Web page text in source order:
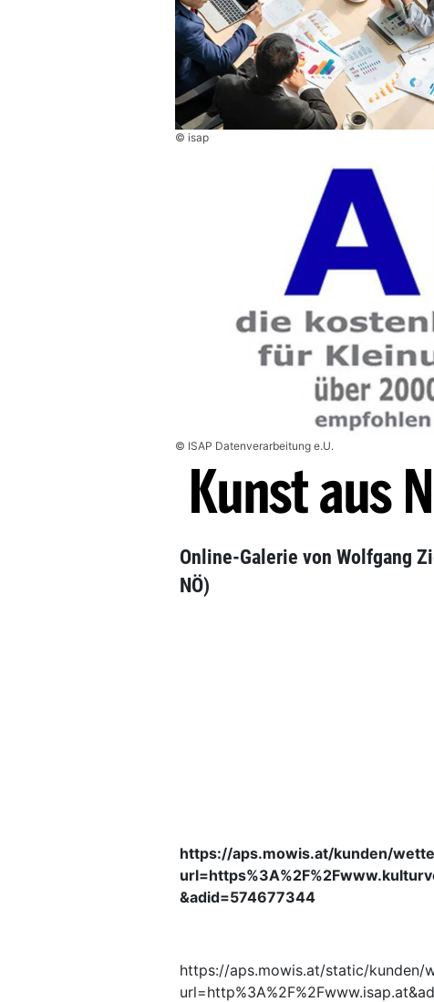
© isap
© ISAP Datenverarbeitung e.U.
Kunst aus
Online-Galerie von Wolfgang
NÖ)
https://aps.mowis.at/kunden/
&adid=574677344
https://aps.mowis.at/static/kunden/